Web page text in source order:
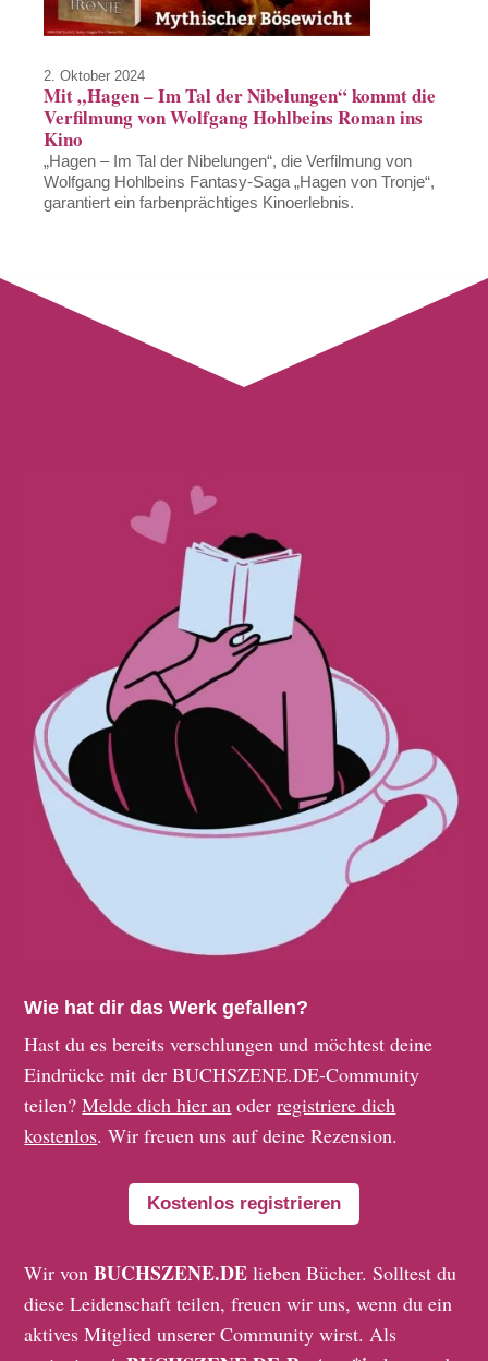
2. Oktober 2024
Mit „Hagen – Im Tal der Nibelungen“ kommt die
Verfilmung von Wolfgang Hohlbeins Roman ins
Kino
„Hagen – Im Tal der Nibelungen“, die Verfilmung von
Wolfgang Hohlbeins Fantasy-Saga „Hagen von Tronje“,
garantiert ein farbenprächtiges Kinoerlebnis.
Wie hat dir das Werk gefallen?
Hast du es bereits verschlungen und möchtest deine
Eindrücke mit der BUCHSZENE.DE-Community
teilen?Melde dich hier an oderregistriere dich
kostenlos. Wir freuen uns auf deine Rezension.
Kostenlos registrieren
Wir vonBUCHSZENE.DE lieben Bücher. Solltest du
diese Leidenschaft teilen, freuen wir uns, wenn du ein
aktives Mitglied unserer Community wirst. Als